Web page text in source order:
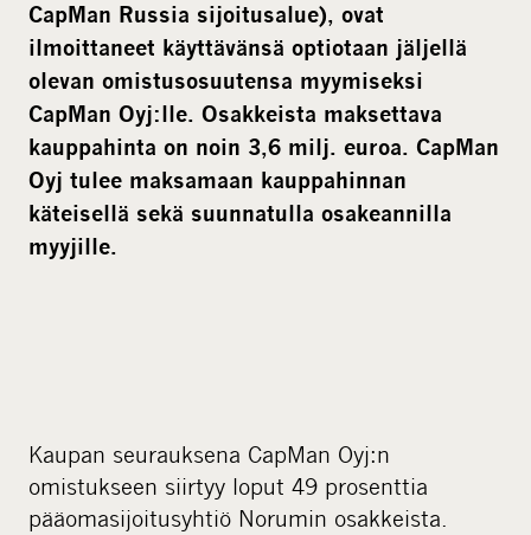
CapMan Russia sijoitusalue), ovat
ilmoittaneet käyttävänsä optiotaan jäljellä
olevan omistusosuutensa myymiseksi
CapMan Oyj:lle. Osakkeista maksettava
kauppahinta on noin 3,6 milj. euroa. CapMan
Oyj tulee maksamaan kauppahinnan
käteisellä sekä suunnatulla osakeannilla
myyjille.
Kaupan seurauksena CapMan Oyj:n
omistukseen siirtyy loput 49 prosenttia
pääomasijoitusyhtiö Norumin osakkeista.